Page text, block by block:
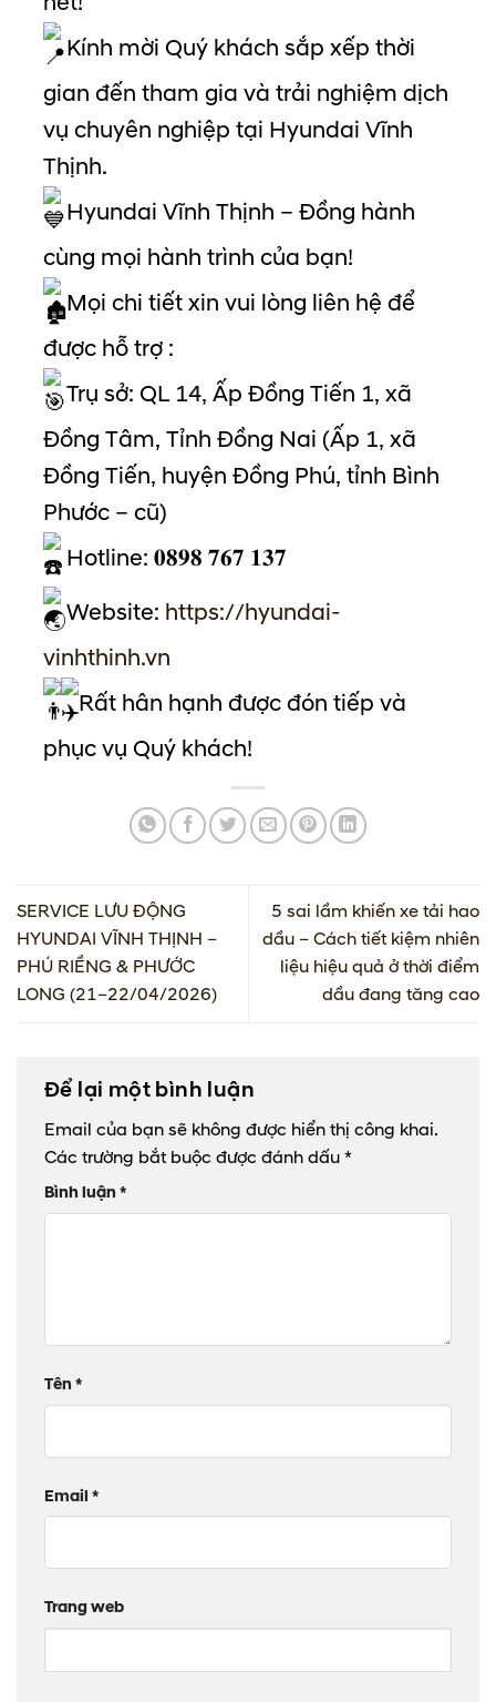
Kính mời Quý khách sắp xếp thời
gian đến tham gia và trải nghiệm dịch
vụ chuyên nghiệp tại Hyundai Vĩnh
Thịnh.
Hyundai Vĩnh Thịnh – Đồng hành
cùng mọi hành trình của bạn!
Mọi chi tiết xin vui lòng liên hệ để
được hỗ trợ :
Trụ sở: QL 14, Ấp Đồng Tiến 1, xã
Đồng Tâm, Tỉnh Đồng Nai (Ấp 1, xã
Đồng Tiến, huyện Đồng Phú, tỉnh Bình
Phước – cũ)
Hotline: 𝟎𝟖𝟗𝟖 𝟕𝟔𝟕 𝟏𝟑𝟕
Website: https://hyundai-
vinhthinh.vn
Rất hân hạnh được đón tiếp và
phục vụ Quý khách!
SERVICE LƯU ĐỘNG
HYUNDAI VĨNH THỊNH –
PHÚ RIỀNG & PHƯỚC
LONG (21–22/04/2026)
5 sai lầm khiến xe tải hao
dầu – Cách tiết kiệm nhiên
liệu hiệu quả ở thời điểm
dầu đang tăng cao
Để lại một bình luận
Email của bạn sẽ không được hiển thị công khai.
Các trường bắt buộc được đánh dấu *
Bình luận *
Tên *
Email *
Trang web